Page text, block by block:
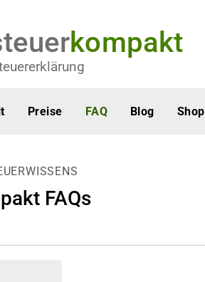
kompakt
Preise FAQ Blog Shop
FAQs